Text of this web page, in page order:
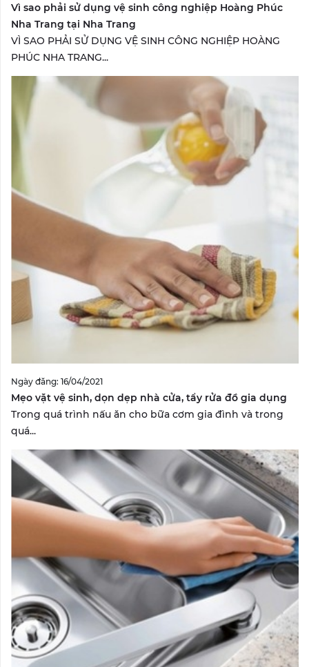
Vì sao phải sử dụng vệ sinh công nghiệp Hoàng Phúc
Nha Trang tại Nha Trang
VÌ SAO PHẢI SỬ DỤNG VỆ SINH CÔNG NGHIỆP HOÀNG
PHÚC NHA TRANG...
Ngày đăng: 16/04/2021
Mẹo vặt vệ sinh, dọn dẹp nhà cửa, tẩy rửa đồ gia dụng
Trong quá trình nấu ăn cho bữa cơm gia đình và trong
quá...